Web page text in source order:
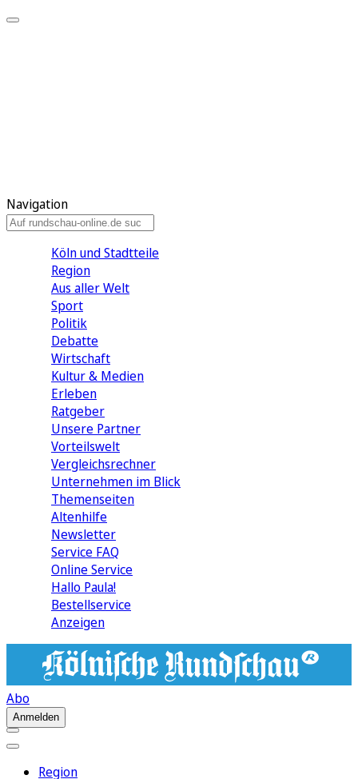
Navigation
Köln und Stadtteile
Region
Aus aller Welt
Sport
Politik
Debatte
Wirtschaft
Kultur & Medien
Erleben
Ratgeber
Unsere Partner
Vorteilswelt
Vergleichsrechner
Unternehmen im Blick
Themenseiten
Altenhilfe
Newsletter
Service FAQ
Online Service
Hallo Paula!
Bestellservice
Anzeigen
Abo
Anmelden
Region